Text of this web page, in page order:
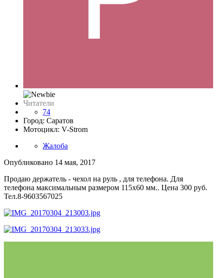
Читатели
74
Город: Саратов
Мотоцикл: V-Strom
Жалоба
Опубликовано 14 мая, 2017
Продаю держатель - чехол на руль , для телефона. Для
телефона максимальным размером 115х60 мм.. Цена 300 руб.
Тел.8-9603567025